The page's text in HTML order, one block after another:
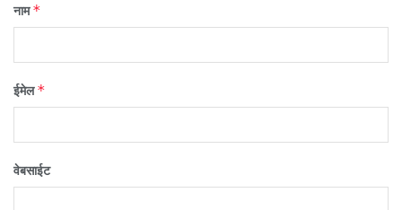
नाम*
ईमेल*
वेबसाईट